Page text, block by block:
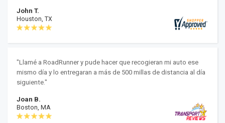
John T.
Houston, TX
"Llamé a RoadRunner y pude hacer que recogieran mi auto ese
mismo día y lo entregaran a más de 500 millas de distancia al día
siguiente."
Joan B.
Boston, MA